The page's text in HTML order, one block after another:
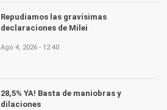
Repudiamos las gravísimas
declaraciones de Milei
Ago 4, 2026 - 12:40
28,5% YA! Basta de maniobras y
dilaciones